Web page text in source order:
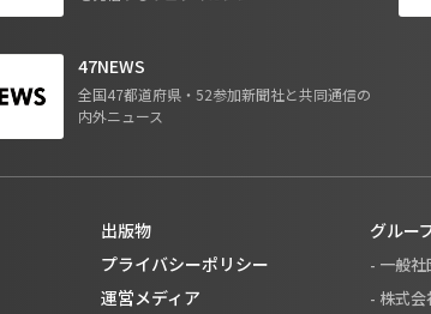
47NEWS
全国47都道府県・52参加新聞社と共同通信の
内外ニュース
出版物
プライバシーポリシー
運営メディア
グルー
- 一般
- 株式会